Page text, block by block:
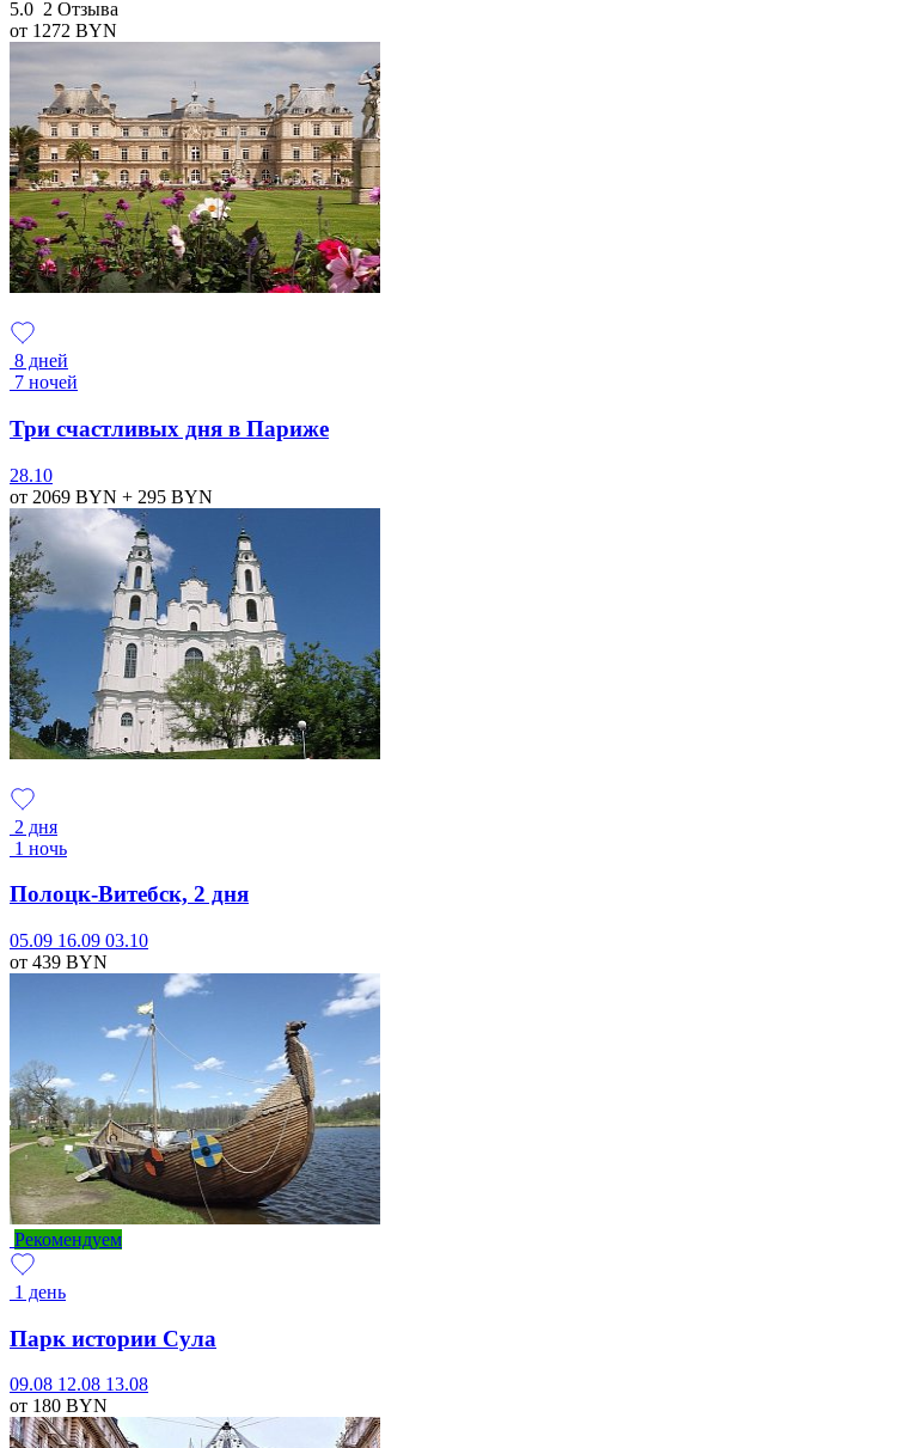
5.0 2 Отзыва
от 1272 BYN
8 дней
7 ночей
Три счастливых дня в Париже
28.10
от 2069 BYN + 295 BYN
2 дня
1 ночь
Полоцк-Витебск, 2 дня
05.09 16.09 03.10
от 439 BYN
Рекомендуем
1 день
Парк истории Сула
09.08 12.08 13.08
от 180 BYN